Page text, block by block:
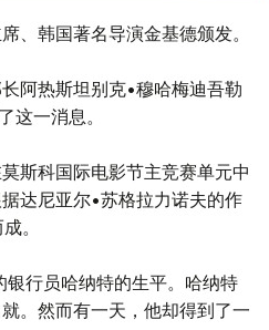
、韩国著名导演金基德颁发。
阿热斯坦别克•穆哈梅迪吾勒
这一消息。
斯科国际电影节主竞赛单元中
达尼亚尔•苏格拉力诺夫的作
。
行员哈纳特的生平。哈纳特
。然而有一天，他却得到了一